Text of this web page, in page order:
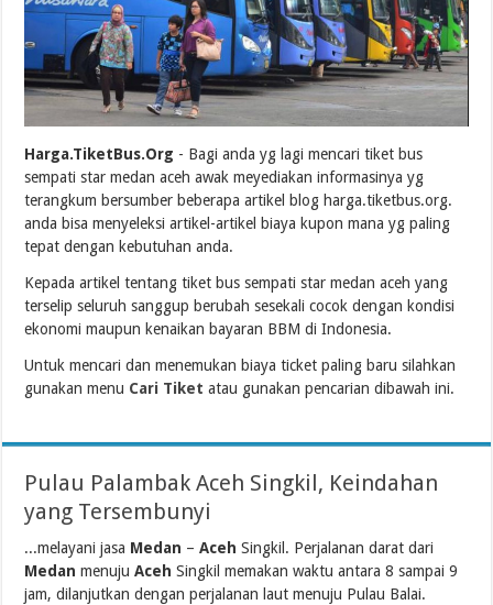
Harga.TiketBus.Org - Bagi anda yg lagi mencari tiket bus
sempati star medan aceh awak meyediakan informasinya yg
terangkum bersumber beberapa artikel blog harga.tiketbus.org.
anda bisa menyeleksi artikel-artikel biaya kupon mana yg paling
tepat dengan kebutuhan anda.
Kepada artikel tentang tiket bus sempati star medan aceh yang
terselip seluruh sanggup berubah sesekali cocok dengan kondisi
ekonomi maupun kenaikan bayaran BBM di Indonesia.
Untuk mencari dan menemukan biaya ticket paling baru silahkan
gunakan menu Cari Tiket atau gunakan pencarian dibawah ini.
Pulau Palambak Aceh Singkil, Keindahan
yang Tersembunyi
...melayani jasa Medan –Aceh Singkil. Perjalanan darat dari
Medan menujuAceh Singkil memakan waktu antara 8 sampai 9
jam, dilanjutkan dengan perjalanan laut menuju Pulau Balai.